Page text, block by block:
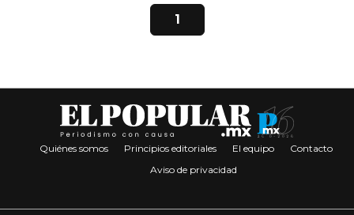
1
Quiénes somos Principios editoriales El equipo
Contacto
Aviso de privacidad